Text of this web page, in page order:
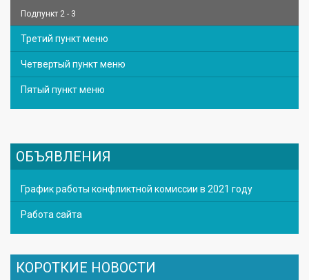
Подпункт 2 - 3
Третий пункт меню
Четвертый пункт меню
Пятый пункт меню
ОБЪЯВЛЕНИЯ
График работы конфликтной комиссии в 2021 году
Работа сайта
КОРОТКИЕ НОВОСТИ